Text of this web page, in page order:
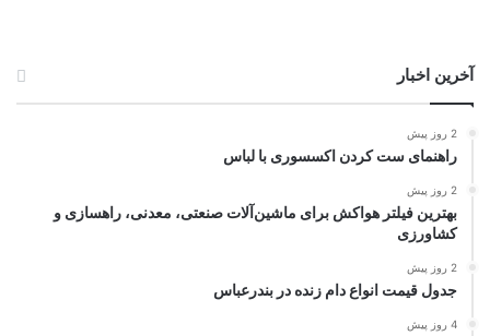
آخرین اخبار
2 روز پیش
راهنمای ست کردن اکسسوری با لباس
2 روز پیش
بهترین فیلتر هواکش برای ماشین‌آلات صنعتی، معدنی، راهسازی و
کشاورزی
2 روز پیش
جدول قیمت انواع دام زنده در بندرعباس
4 روز پیش